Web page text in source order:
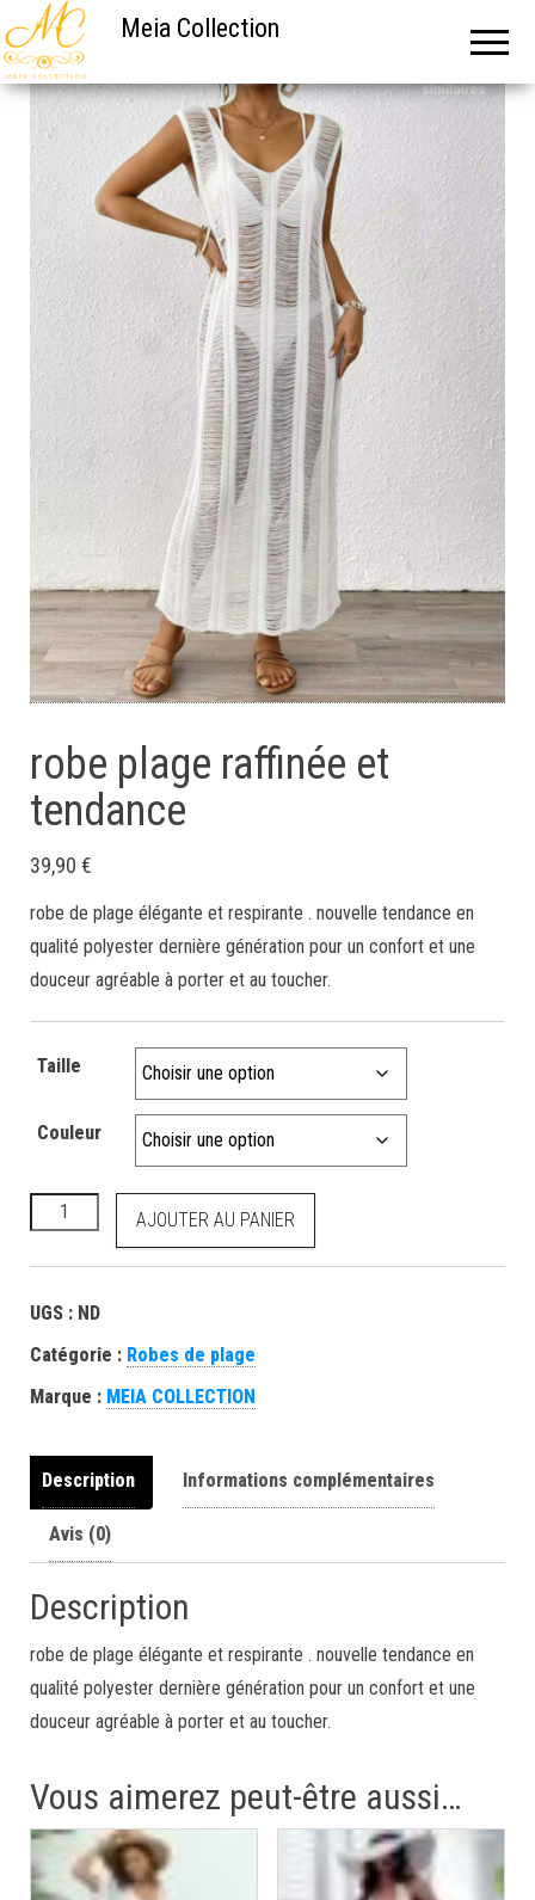
Meia Collection
robe plage raffinée et
tendance
39,90 €
robe de plage élégante et respirante . nouvelle tendance en
qualité polyester dernière génération pour un confort et une
douceur agréable à porter et au toucher.
Taille
Couleur
AJOUTER AU PANIER
UGS : ND
Catégorie : Robes de plage
Marque : MEIA COLLECTION
Description Informations complémentaires
Avis (0)
Description
robe de plage élégante et respirante . nouvelle tendance en
qualité polyester dernière génération pour un confort et une
douceur agréable à porter et au toucher.
Vous aimerez peut-être aussi…